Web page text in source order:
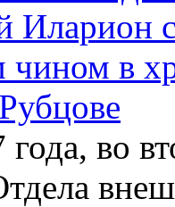
Иларион
чином в
года, во